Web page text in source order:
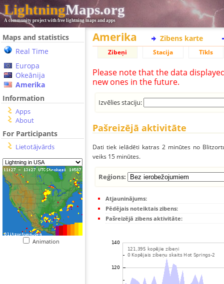
LightningMaps.org
A community project with free lightning maps and apps
Maps and statistics
Real Time
Europa
Okeānija
Amerika
Information
Apps
About
For Participants
Lietotājvārds
Animation
Amerika Zibens karte
Zibeņi Stacija Tīkls
Please note that the data
new ones in the future.
Izvēlies staciju:
Pašreizējā aktivitāte
Dati tiek ielādēti katras 2 minūtes no
veiks 15 minūtes.
Reģions:
Atjauninājums:
Pēdējais noteiktais zibens:
Pašreizējā zibens aktivitāte: